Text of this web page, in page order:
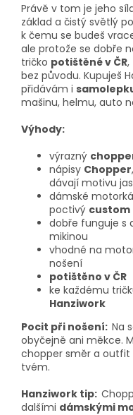
Právě v tom je jeho
základ a čistý světlý
k čemu se budeš
ale protože se dobře
tričko potištěné v ČR,
bez původu. Kupuješ
přidávám i
mašinu, helmu, auto
Výhody:
výrazný
nápisy Chopper,
dávají motivu
dámské
poctivý custom
dobře funguje s
mikinou
vhodné na
nošení
potištěno v ČR
ke každému
Hanziwork
Pocit při nošení: Na
obyčejně ani měkce.
chopper směr a outfit
tvém.
Hanziwork tip:
dalšími dámskými